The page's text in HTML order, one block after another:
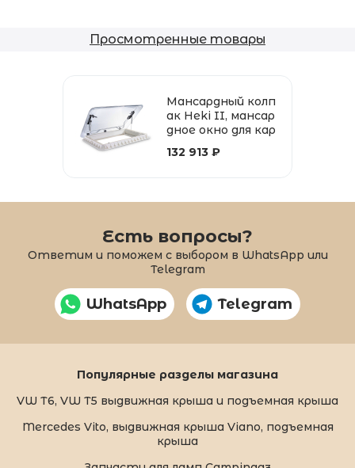
Просмотренные товары
Мансардный колп
ак Heki II, мансар
дное окно для кар
ейном
132 913 ₽
Есть вопросы?
Ответим и поможем с выбором в WhatsApp или
Telegram
WhatsApp Telegram
Популярные разделы магазина
VW T6, VW T5 выдвижная крыша и подъемная крыша
Mercedes Vito, выдвижная крыша Viano, подъемная
крыша